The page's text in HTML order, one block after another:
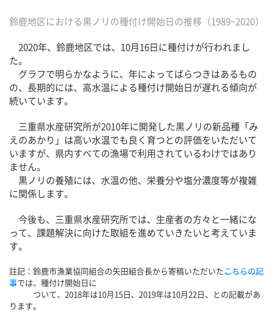
鈴鹿地区における黒ノリの種付け開始日の推移（1989~2020）
2020年、鈴鹿地区では、10月16日に種付けが行われまし
た。
グラフで明らかなように、年によってばらつきはあるもの
の、長期的には、高水温による種付け開始日が遅れる傾向が
続いています。
三重県水産研究所が2010年に開発した黒ノリの新品種「み
えのあかり」は高い水温でも良く育つとの評価をいただいて
いますが、県内すべての漁場で利用されているわけではあり
ません。
黒ノリの養殖には、水温の他、栄養分や塩分濃度等が複雑
に関係します。
今後も、三重県水産研究所では、生産者の方々と一緒にな
って、課題解決に向けた取組を進めていきたいと考えていま
す。
註記：鈴鹿市漁業協同組合の矢田組合長から寄稿いただいたこちらの記
事では、種付け開始日に
ついて、2018年は10月15日、2019年は10月22日、との記載があ
ります。